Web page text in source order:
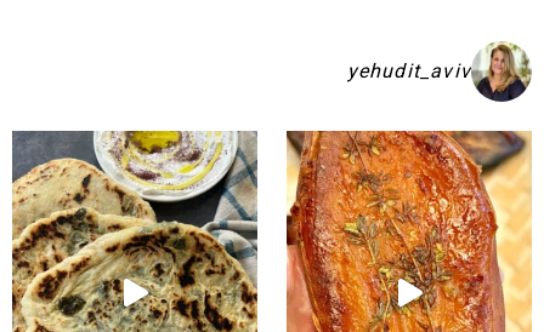
yehudit_aviv
בפיתות היסטריות